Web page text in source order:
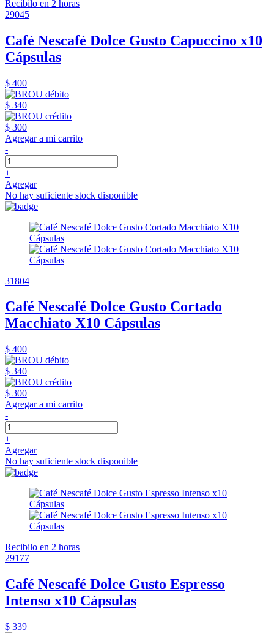
Recibilo en 2 horas
29045
Café Nescafé Dolce Gusto Capuccino x10
Cápsulas
$ 400
$ 340
$ 300
Agregar a mi carrito
-
+
Agregar
No hay suficiente stock disponible
31804
Café Nescafé Dolce Gusto Cortado
Macchiato X10 Cápsulas
$ 400
$ 340
$ 300
Agregar a mi carrito
-
+
Agregar
No hay suficiente stock disponible
Recibilo en 2 horas
29177
Café Nescafé Dolce Gusto Espresso
Intenso x10 Cápsulas
$ 339